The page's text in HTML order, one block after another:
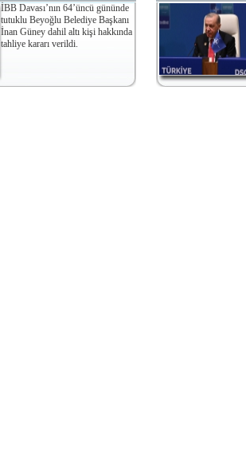
İBB Davası’nın 64’üncü gününde
tutuklu Beyoğlu Belediye Başkanı
İnan Güney dahil altı kişi hakkında
tahliye kararı verildi.